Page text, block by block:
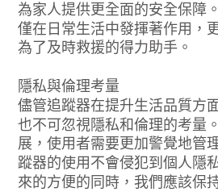
為家人提供更全面的安全保障
僅在日常生活中發揮著作用，
為了及時救援的得力助手。
隱私與倫理考量
儘管追蹤器在提升生活品質方
也不可忽視隱私和倫理的考量
展，使用者需要更加警覺地管
蹤器的使用不會侵犯到個人隱
來的方便的同時，我們應該保